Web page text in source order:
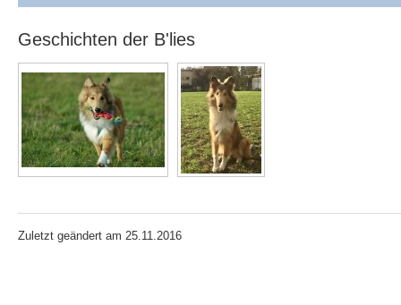
Geschichten der B'lies
Zuletzt geändert am 25.11.2016